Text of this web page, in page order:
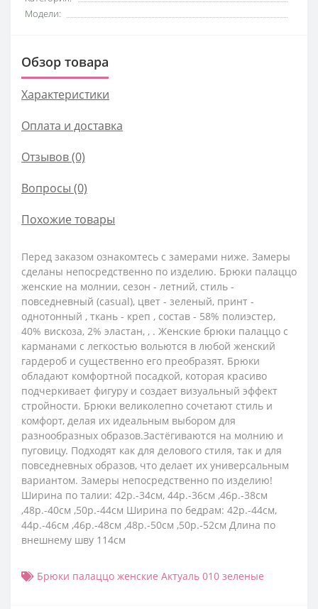
Модели:
Обзор товара
Характеристики
Оплата и доставка
Отзывов (0)
Вопросы (0)
Похожие товары
Перед заказом ознакомтесь с замерами ниже. Замеры
сделаны непосредственно по изделию. Брюки палаццо
женские на молнии, сезон - летний, стиль -
повседневный (casual), цвет - зеленый, принт -
однотонный , ткань - креп , состав - 58% полиэстер,
40% вискоза, 2% эластан, , . Женские брюки палаццо с
карманами с легкостью вольются в любой женский
гардероб и существенно его преобразят. Брюки
обладают комфортной посадкой, которая красиво
подчеркивает фигуру и создает визуальный эффект
стройности. Брюки великолепно сочетают стиль и
комфорт, делая их идеальным выбором для
разнообразных образов.Застёгиваются на молнию и
пуговицу. Подходят как для делового стиля, так и для
повседневных образов, что делает их универсальным
вариантом. Замеры непосредственно по изделию!
Ширина по талии: 42р.-34см, 44р.-36см ,46р.-38см
,48р.-40см ,50р.-44см Ширина по бедрам: 42р.-44см,
44р.-46см ,46р.-48см ,48р.-50см ,50р.-52см Длина по
внешнему шву 114см
Брюки палаццо женские Актуаль 010 зеленые